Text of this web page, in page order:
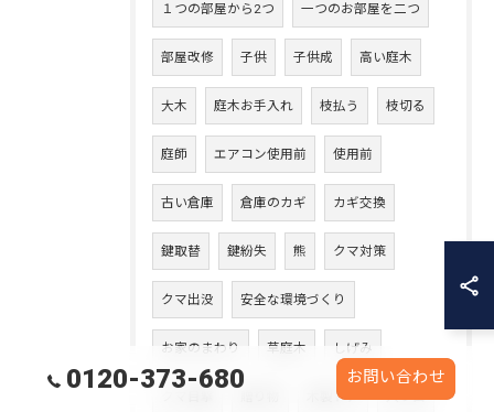
１つの部屋から2つ 一つのお部屋を二つ
部屋改修 子供 子供成 高い庭木
大木 庭木お手入れ 枝払う 枝切る
庭師 エアコン使用前 使用前
古い倉庫 倉庫のカギ カギ交換
鍵取替 鍵紛失 熊 クマ対策
クマ出没 安全な環境づくり
お家のまわり 草庭木 しげみ
木製ドア 入り口
0120-373-680 お問い合わせ